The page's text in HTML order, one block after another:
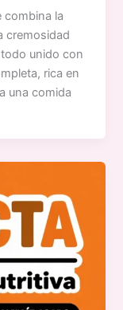
combina la
cremosidad
unido con
rica en
una comida